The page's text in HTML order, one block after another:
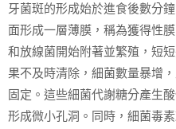
牙菌斑的形成始於進食後數分
面形成一層薄膜，稱為獲得性
和放線菌開始附著並繁殖，短
果不及時清除，細菌數量暴增
固定。這些細菌代謝糖分產生
形成微小孔洞。同時，細菌毒